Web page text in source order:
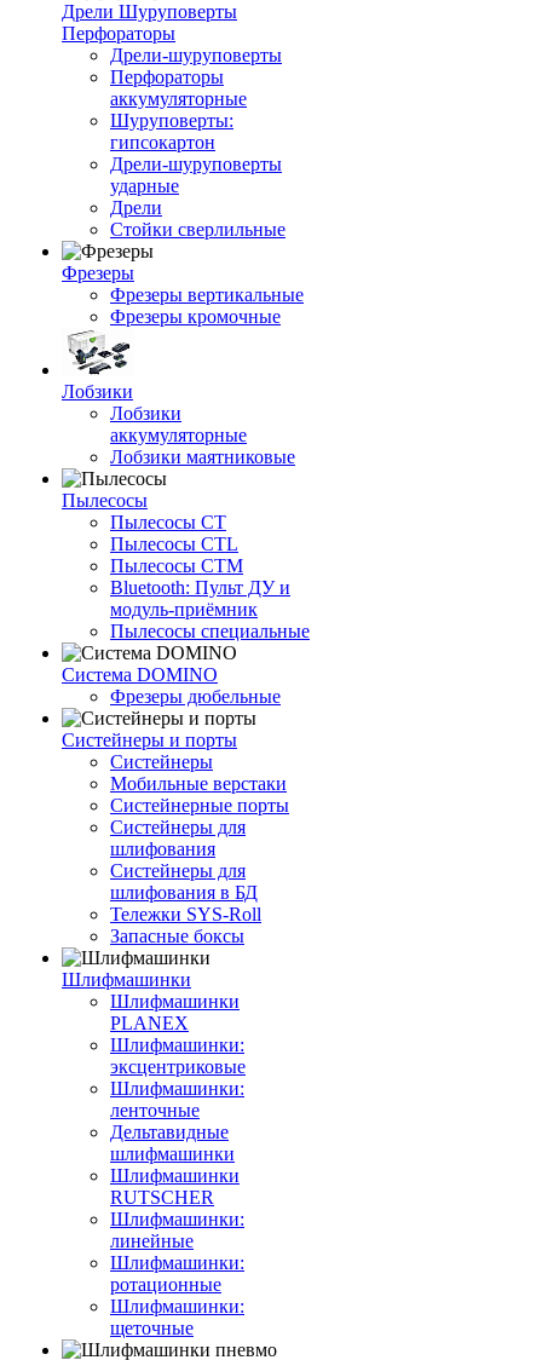
Дрели Шуруповерты
Перфораторы
Дрели-шуруповерты
Перфораторы
аккумуляторные
Шуруповерты:
гипсокартон
Дрели-шуруповерты
ударные
Дрели
Стойки сверлильные
Фрезеры
Фрезеры вертикальные
Фрезеры кромочные
Лобзики
Лобзики
аккумуляторные
Лобзики маятниковые
Пылесосы
Пылесосы CT
Пылесосы CTL
Пылесосы CTM
Bluetooth: Пульт ДУ и
модуль-приёмник
Пылесосы специальные
Система DOMINO
Фрезеры дюбельные
Систейнеры и порты
Систейнеры
Мобильные верстаки
Систейнерные порты
Систейнеры для
шлифования
Систейнеры для
шлифования в БД
Тележки SYS-Roll
Запасные боксы
Шлифмашинки
Шлифмашинки
PLANEX
Шлифмашинки:
эксцентриковые
Шлифмашинки:
ленточные
Дельтавидные
шлифмашинки
Шлифмашинки
RUTSCHER
Шлифмашинки:
линейные
Шлифмашинки:
ротационные
Шлифмашинки:
щеточные